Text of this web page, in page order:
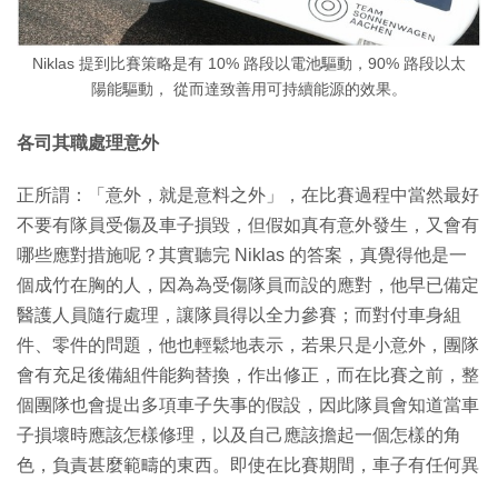
Niklas 提到比賽策略是有 10% 路段以電池驅動，90% 路段以太
陽能驅動， 從而達致善用可持續能源的效果。
各司其職處理意外
正所謂：「意外，就是意料之外」，在比賽過程中當然最好
不要有隊員受傷及車子損毀，但假如真有意外發生，又會有
哪些應對措施呢？其實聽完 Niklas 的答案，真覺得他是一
個成竹在胸的人，因為為受傷隊員而設的應對，他早已備定
醫護人員隨行處理，讓隊員得以全力參賽；而對付車身組
件、零件的問題，他也輕鬆地表示，若果只是小意外，團隊
會有充足後備組件能夠替換，作出修正，而在比賽之前，整
個團隊也會提出多項車子失事的假設，因此隊員會知道當車
子損壞時應該怎樣修理，以及自己應該擔起一個怎樣的角
色，負責甚麼範疇的東西。即使在比賽期間，車子有任何異